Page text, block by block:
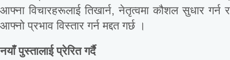
आफ्ना विचारहरूलाई तिखार्न, नेतृत्वमा कौशल सुधार गर्न र
आफ्नो प्रभाव विस्तार गर्न मद्दत गर्छ ।
नयाँ पुस्तालाई प्रेरित गर्दै